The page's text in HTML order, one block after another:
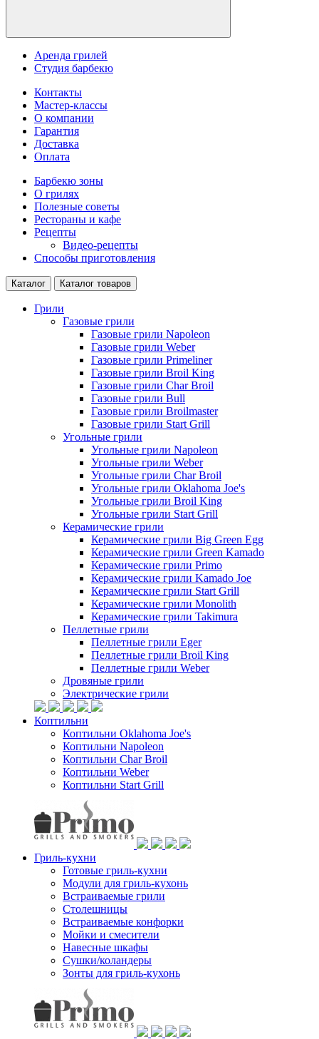
Аренда грилей
Студия барбекю
Контакты
Мастер-классы
О компании
Гарантия
Доставка
Оплата
Барбекю зоны
О грилях
Полезные советы
Рестораны и кафе
Рецепты
Видео-рецепты
Способы приготовления
Каталог Каталог товаров
Грили
Газовые грили
Газовые грили Napoleon
Газовые грили Weber
Газовые грили Primeliner
Газовые грили Broil King
Газовые грили Char Broil
Газовые грили Bull
Газовые грили Broilmaster
Газовые грили Start Grill
Угольные грили
Угольные грили Napoleon
Угольные грили Weber
Угольные грили Char Broil
Угольные грили Oklahoma Joe's
Угольные грили Broil King
Угольные грили Start Grill
Керамические грили
Керамические грили Big Green Egg
Керамические грили Green Kamado
Керамические грили Primo
Керамические грили Kamado Joe
Керамические грили Start Grill
Керамические грили Monolith
Керамические грили Takimura
Пеллетные грили
Пеллетные грили Eger
Пеллетные грили Broil King
Пеллетные грили Weber
Дровяные грили
Электрические грили
Коптильни
Коптильни Oklahoma Joe's
Коптильни Napoleon
Коптильни Char Broil
Коптильни Weber
Коптильни Start Grill
Гриль-кухни
Готовые гриль-кухни
Модули для гриль-кухонь
Встраиваемые грили
Столешницы
Встраиваемые конфорки
Мойки и смесители
Навесные шкафы
Сушки/коландеры
Зонты для гриль-кухонь